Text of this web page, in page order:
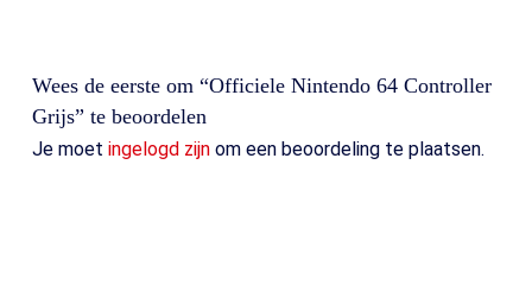
Wees de eerste om “Officiele Nintendo 64 Controller
Grijs” te beoordelen
Je moet ingelogd zijnom een beoordeling te plaatsen.